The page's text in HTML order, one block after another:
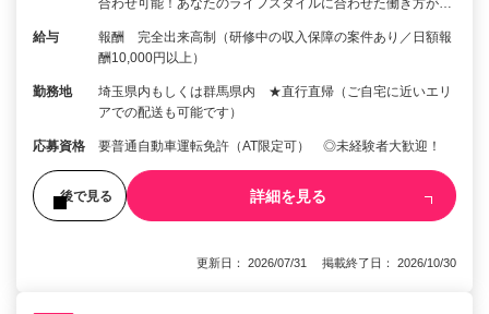
合わせ可能！あなたのライフスタイルに合わせた働き方が…
給与
報酬 完全出来高制（研修中の収入保障の案件あり／日額報
酬10,000円以上）
勤務地
埼玉県内もしくは群馬県内 ★直行直帰（ご自宅に近いエリ
アでの配送も可能です）
応募資格 要普通自動車運転免許（AT限定可） ◎未経験者大歓迎！
後で見る 詳細を見る
更新日： 2026/07/31 掲載終了日： 2026/10/30